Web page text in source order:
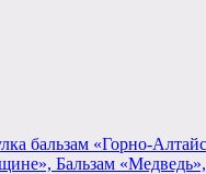
бальзам «Горно-
Бальзам